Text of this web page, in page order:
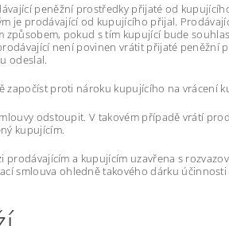
peněžní prostředky přijaté od
je prodávající od kupujícího přijal.
pokud s tím kupující bude
není povinen vrátit přijaté peněžní
odeslal.
proti nároku kupujícího na vrácení
odstoupit. V takovém případě vrátí
kupujícím.
prodávajícím a kupujícím uzavřena s
smlouva ohledně takového dárku účinnosti